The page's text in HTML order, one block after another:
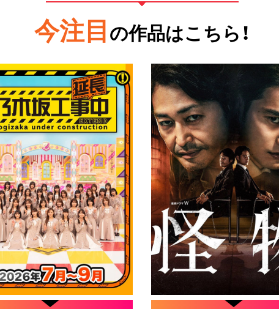
今注目 の作品はこちら！